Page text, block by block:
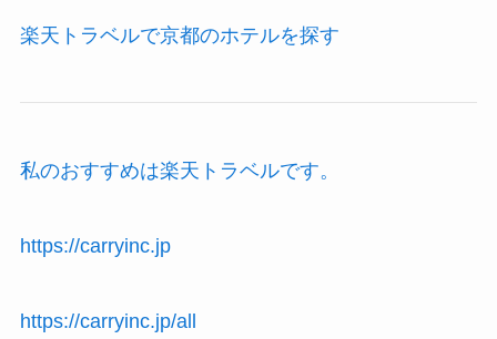
楽天トラベルで京都のホテルを探す
私のおすすめは楽天トラベルです。
https://carryinc.jp
https://carryinc.jp/all